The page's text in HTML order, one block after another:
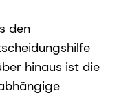
den
hinaus ist die